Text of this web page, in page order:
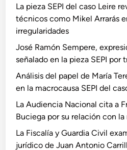
La pieza SEPI del caso Leire
técnicos como Mikel Arrarás
irregularidades
José Ramón Sempere,
señalado en la pieza SEPI
Análisis del papel de María
en la macrocausa SEPI del
La Audiencia Nacional cita a
Buciega por su relación con la
La Fiscalía y Guardia Civil
jurídico de Juan Antonio